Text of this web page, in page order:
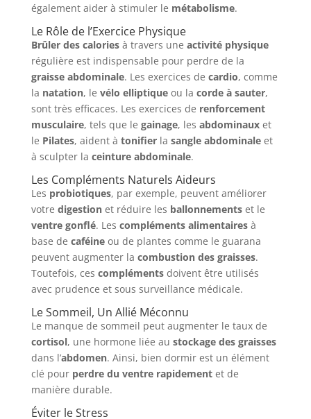
également aider à stimuler le métabolisme.
Le Rôle de l’Exercice Physique
Brûler des caloriesà travers une activité physique
régulière est indispensable pour perdre de la
graisse abdominale. Les exercices de cardio, comme
la natation, le vélo elliptiqueou la corde à sauter,
sont très efficaces. Les exercices de renforcement
musculaire, tels que le gainage, les abdominauxet
le Pilates, aident à tonifierla sangle abdominaleet
à sculpter la ceinture abdominale.
Les Compléments Naturels Aideurs
Les probiotiques, par exemple, peuvent améliorer
votre digestionet réduire les ballonnementset le
ventre gonflé. Les compléments alimentairesà
base de caféineou de plantes comme le guarana
peuvent augmenter la combustion des graisses.
Toutefois, ces complémentsdoivent être utilisés
avec prudence et sous surveillance médicale.
Le Sommeil, Un Allié Méconnu
Le manque de sommeil peut augmenter le taux de
cortisol, une hormone liée au stockage des graisses
dans l’abdomen. Ainsi, bien dormir est un élément
clé pour perdre du ventre rapidementet de
manière durable.
Éviter le Stress